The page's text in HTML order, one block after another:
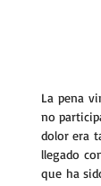
La pena
no
dolor era
llegado
que ha